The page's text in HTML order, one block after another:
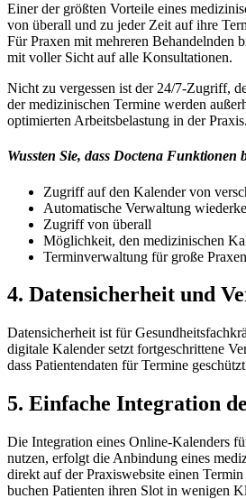
Einer der größten Vorteile eines
von überall und zu jeder Zeit auf ihre
Für Praxen mit mehreren Behandelnden
mit voller Sicht auf alle Konsultationen.
Nicht zu vergessen ist der 24/7-Zugriff,
der medizinischen Termine werden
optimierten Arbeitsbelastung in der Praxis.
Wussten Sie, dass Doctena
Zugriff auf den Kalender von
Automatische Verwaltung
Zugriff von überall
Möglichkeit, den medizinischen
Terminverwaltung für große
4. Datensicherheit und
Datensicherheit ist für
digitale Kalender setzt fortgeschrittene
dass Patientendaten für Termine
5. Einfache Integration
Die Integration eines Online-Kalenders
nutzen, erfolgt die Anbindung eines
direkt auf der Praxiswebsite einen
buchen Patienten ihren Slot in wenigen